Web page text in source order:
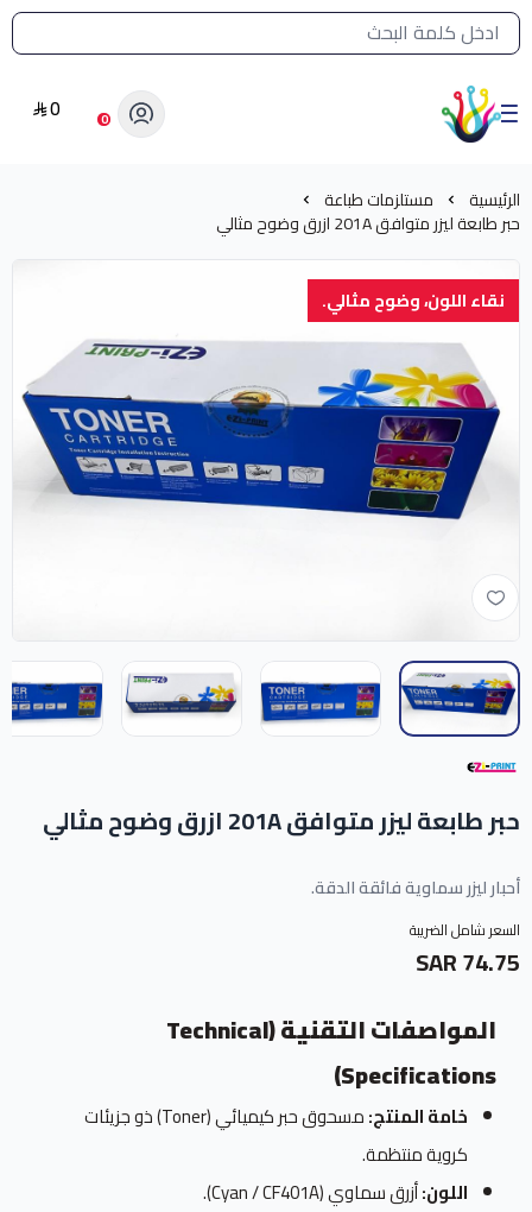
القائمة الرئيسية لمتجر الشرق النادر
الشرق النادر بيع مستلزمات طباعة حرارية 0
0
الرئيسية مستلزمات طباعة
حبر طابعة ليزر متوافق 201A ازرق وضوح مثالي
نقاء اللون، وضوح مثالي.
حبر طابعة ليزر متوافق 201A ازرق وضوح مثالي
أحبار ليزر سماوية فائقة الدقة.
السعر شامل الضريبة
74.75 SAR
المواصفات التقنية (Technical
Specifications)
خامة المنتج:
مسحوق حبر كيميائي (Toner) ذو جزيئات
كروية منتظمة.
اللون:أزرق سماوي (Cyan / CF401A).